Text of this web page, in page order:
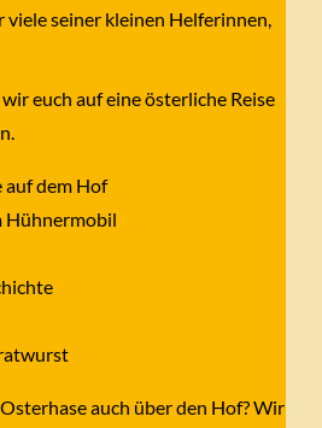
seiner kleinen Helferinnen,
euch auf eine österliche Reise
auf dem Hof
Hühnermobil
auch über den Hof? Wir